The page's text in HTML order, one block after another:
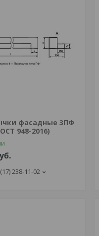
фасадные 3ПФ
948-2016)
238-11-02